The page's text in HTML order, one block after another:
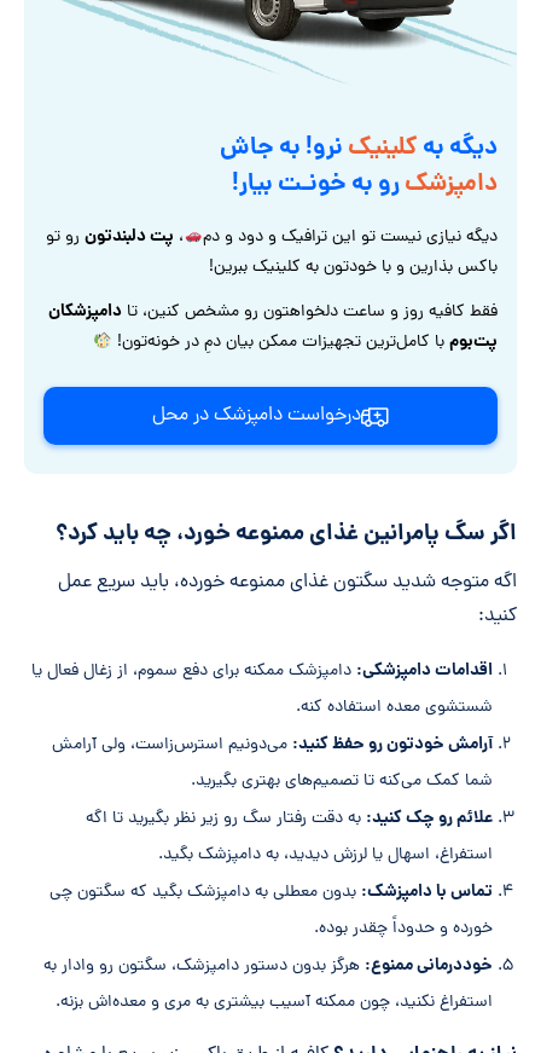
دیگه بهکلینیکنرو! به جاش
دامپزشکرو به خونـت بیار!
دیگه نیازی نیست تو این ترافیک و دود و دم ، پت دلبندتونرو تو
باکس بذارین و با خودتون به کلینیک ببرین!
فقط کافیه روز و ساعت دلخواهتون رو مشخص کنین، تا دامپزشکان
پت‌بومبا کامل‌ترین تجهیزات ممکن بیان دمِ در خونه‌تون!
درخواست دامپزشک در محل
اگر سگ پامرانین غذای ممنوعه خورد، چه باید کرد؟
اگه متوجه شدید سگتون غذای ممنوعه خورده، باید سریع عمل
کنید:
اقدامات دامپزشکی: دامپزشک ممکنه برای دفع سموم، از زغال فعال یا
شستشوی معده استفاده کنه.
آرامش خودتون رو حفظ کنید: می‌دونیم استرس‌زاست، ولی آرامش
شما کمک می‌کنه تا تصمیم‌های بهتری بگیرید.
علائم رو چک کنید: به دقت رفتار سگ رو زیر نظر بگیرید تا اگه
استفراغ، اسهال یا لرزش دیدید، به دامپزشک بگید.
تماس با دامپزشک: بدون معطلی به دامپزشک بگید که سگتون چی
خورده و حدوداً چقدر بوده.
خوددرمانی ممنوع: هرگز بدون دستور دامپزشک، سگتون رو وادار به
استفراغ نکنید، چون ممکنه آسیب بیشتری به مری و معده‌اش بزنه.